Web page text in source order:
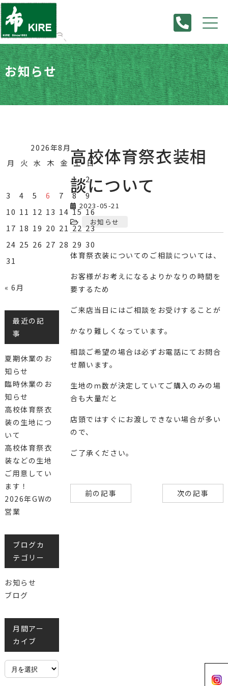
お知らせ
高校体育祭衣装相
談について
2023-05-21
お知らせ
体育祭衣装についてのご相談については、
お客様がお考えになるよりかなりの時間を
要するため
ご来店当日にはご相談をお受けすることが
かなり難しくなっています。
相談ご希望の場合は必ずお電話にてお問合
せ願います。
生地のｍ数が決定していてご購入のみの場
合も大量だと
店頭ではすぐにお渡しできない場合が多い
ので、
ご了承ください。
前の記事 次の記事
2026年8月
月 火 水 木 金 土 日
1
2
3
4 5 6 7 8
9
10 11 12 13 14 15 16
17 18 19 20 21 22 23
24 25 26 27 28 29 30
31
« 6月
最近の記
事
夏期休業のお
知らせ
臨時休業のお
知らせ
高校体育祭衣
装の生地につ
いて
高校体育祭衣
装などの生地
ご用意してい
ます！
2026年GWの
営業
ブログカ
テゴリー
お知らせ
ブログ
月間アー
カイブ
間